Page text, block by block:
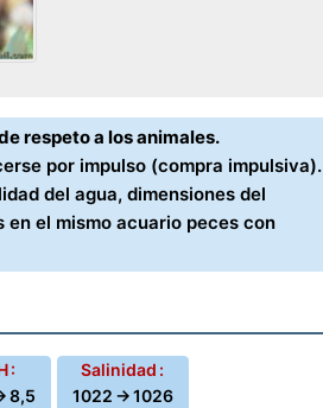
respeto a los animales.
por impulso (compra impulsiva).
del agua, dimensiones del
el mismo acuario peces con
:
8,5
Salinidad :
1022 → 1026